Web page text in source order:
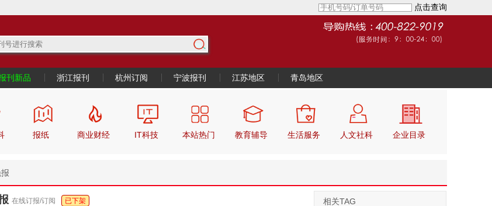
点击查询
刊新品 浙江报刊 杭州订阅 宁波报刊 江苏地区 青岛地区
报纸 商业财经 IT科技 本站热门 教育辅导 生活服务 人文社科 企业目录
在线订报/订阅 已下架 相关TAG